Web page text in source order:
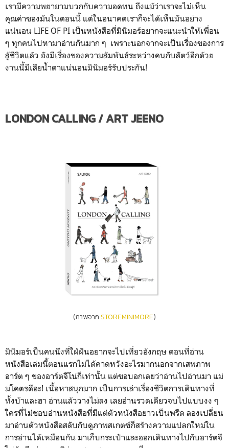
เรามีความพยายามบวกกับความอดทน ถึงแม้ว่าเราจะไม่เห็น
คุณค่าของมันในตอนนี้ แต่ในอนาคตเราก็จะได้เห็นมันอย่าง
แน่นอน LIFE OF PI เป็นหนังสือที่มินิมอร์อยากจะแนะนำให้เพื่อน
ๆ ทุกคนไปหามาอ่านกันมาก ๆ เพราะนอกจากจะเป็นเรื่องของการ
สู้ชีวิตแล้ว ยังมีเรื่องของความสัมพันธ์ระหว่างคนกับสัตว์อีกด้วย
งานนี้มีเสียน้ำตาแน่นอนมินิมอร์รับประกัน!
LONDON CALLING / ART JEENO
(ภาพจากSTOREMINIMORE)
มินิมอร์เป็นคนนึงที่ใฝ่ฝันอยากจะไปเที่ยวอังกฤษ ตอนที่อ่าน
หนังสือเล่มนี้ตอนแรกไม่ได้คาดหวังอะไรมากนอกจากเสพภาพ
อาร์ต ๆ ของอาร์ตจีโน่ก็เท่านั้น แต่ขอบอกเลยว่าอ่านไปอ่านมา แม่
มโคตรดีอะ! เนื้อหาสนุกมาก เป็นการเล่าเรื่องชีวิตการเดินทางที่
ทั้งบ้าและฮา อ่านแล้ววางไม่ลง เลยอ่านรวดเดียวจบไปแบบงง ๆ
ใครที่ไม่ชอบอ่านหนังสือที่มีแต่ตัวหนังสือยาวเป็นพรืด ลองเปลี่ยน
มาอ่านตัวหนังสือสลับกับดูภาพสเกตซ์ก็สร้างความแปลกใหม่ใน
การอ่านได้เหมือนกัน มาเก็บกระเป๋าและออกเดินทางไปกับอาร์ตจี